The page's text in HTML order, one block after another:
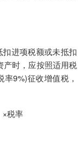
进项税额或未抵扣
产时，应按照适用税
9%)征收增值税，
×税率